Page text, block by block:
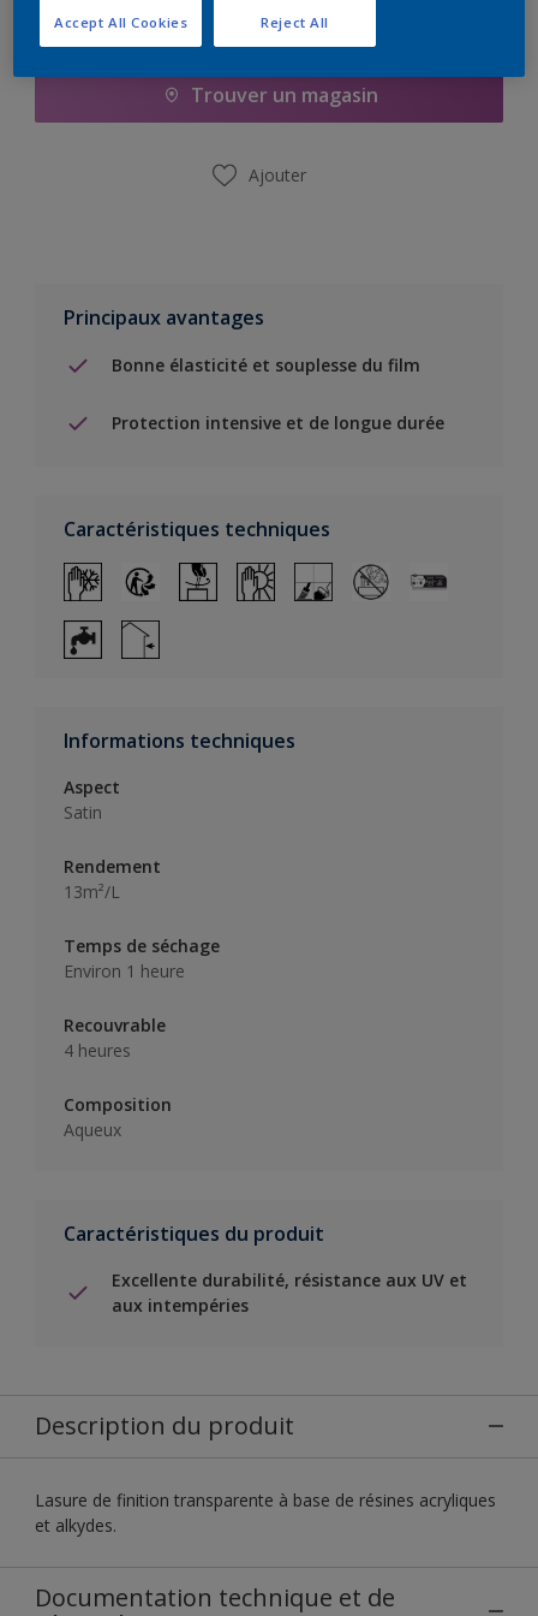
Ajouter à la liste d’achats
Trouver un magasin
Ajouter
Principaux avantages
Bonne élasticité et souplesse du film
Protection intensive et de longue durée
Caractéristiques techniques
Informations techniques
Aspect
Satin
Rendement
13m²/L
Temps de séchage
Environ 1 heure
Recouvrable
4 heures
Composition
Aqueux
Caractéristiques du produit
Excellente durabilité, résistance aux UV et
aux intempéries
Description du produit
Lasure de finition transparente à base de résines acryliques
et alkydes.
Documentation technique et de
Reject All
Accept All Cookies